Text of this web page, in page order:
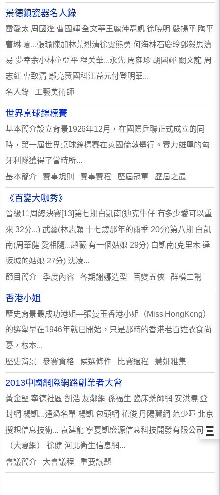
景德鎮瓷器名人錄
雷愛太 周國逢 曹國輝 全文華王麗萍聶凱 徐曉明 嚴揚平 陶平
曹琳 夏...張瑜陳加林葉烈清徐雯熊勇 何海林石慶玲鄧毅馬濤
易 夢幸余小林童亞平 程美華...永先 周雍珍 胡國輝 關文龍 周
志紅 曹致清 鄔亮黃國科江益元付登明華...
名人錄 工藝美術師
世界桌球錦標賽
基本簡介設立背景1926年12月，在國際乒聯正式成立的同
時，第一屆世界桌球錦標賽在英國倫敦舉行。實力雄厚的匈
牙利隊獲得了當時所...
基本簡介 賽事規則 賽事賽程 歷屆冠軍 歷屆之最
《百變大咖秀》
晉級11周總決賽[13]第七期白凱南(迪克牛仔 有多少愛可以重
來 32分...) 武藝(林志穎 十七歲那年的雨季 20分)第八期 白凱
南(周華健 愛相隨...趙薇 有一個姑娘 29分) 白凱南(克里木 達
坂城的姑娘 27分) 沈凌...
節目簡介 季度內容 各期謝娜造型 百變五俠 群模二幫
香港小姐
歷史背景最成功港姐—張曼玉香港小姐（Miss HongKong）
的選舉早在1946年就已開始，只是那時的香港老百姓衣食尚
憂，根本...
歷史背景 參賽資格 候選條件 比賽過程 慧妍雅集
2013中國網際網路創業者大會
黃金堅 寧德社區 劉浩 友鄰網 孫福生 臨床藥師網 安洪曉 登
封網 楊凱...通過名單 楊凱 包頭網 花俊 丹陽翼網 范少暉 北京
搜想信息技術... 袁建龍 寧夏凱盛源信息科技開發有限公司
（大夏網） 徐健 河北衛生信息網...
會議簡介 大會議程 重要議題
Ξ